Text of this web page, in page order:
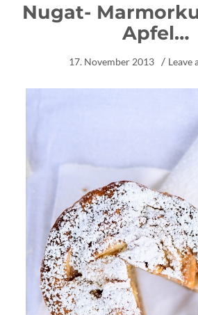
Nugat-
Apfel…
17. November 2013 Leave